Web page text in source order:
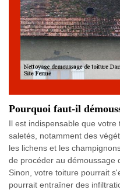
Pourquoi faut-il
Il est indispensable que
saletés, notamment des
les lichens et les
de procéder au démoussage
Sinon, votre toiture pourrait
pourrait entraîner des